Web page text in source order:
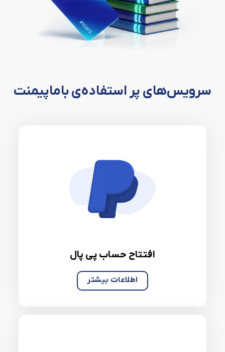
سرویس‌های پر استفاده‌ی باماپیمنت
افتتاح حساب پی پال
اطلاعات بیشتر